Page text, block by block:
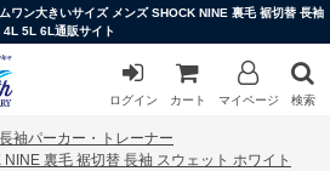
ワン大きいサイズ メンズ SHOCK NINE 裏毛 裾切替 長袖
5L 6L通販サイト
ログイン カート マイページ 検索
長袖パーカー・トレーナー
裏毛 裾切替 長袖 スウェット ホワイト